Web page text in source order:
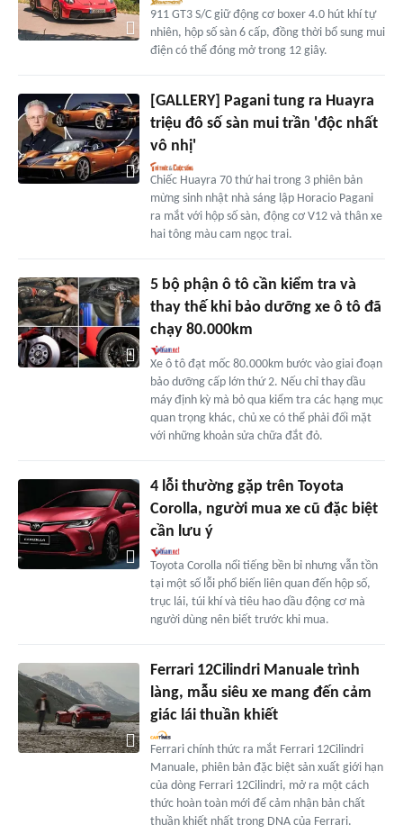
911 GT3 S/C giữ động cơ boxer 4.0 hút khí tự
nhiên, hộp số sàn 6 cấp, đồng thời bổ sung mui
điện có thể đóng mở trong 12 giây.
[GALLERY] Pagani tung ra Huayra
triệu đô số sàn mui trần 'độc nhất
vô nhị'
Chiếc Huayra 70 thứ hai trong 3 phiên bản
mừng sinh nhật nhà sáng lập Horacio Pagani
ra mắt với hộp số sàn, động cơ V12 và thân xe
hai tông màu cam ngọc trai.
5 bộ phận ô tô cần kiểm tra và
thay thế khi bảo dưỡng xe ô tô đã
chạy 80.000km
Xe ô tô đạt mốc 80.000km bước vào giai đoạn
bảo dưỡng cấp lớn thứ 2. Nếu chỉ thay dầu
máy định kỳ mà bỏ qua kiểm tra các hạng mục
quan trọng khác, chủ xe có thể phải đối mặt
với những khoản sửa chữa đắt đỏ.
4 lỗi thường gặp trên Toyota
Corolla, người mua xe cũ đặc biệt
cần lưu ý
Toyota Corolla nổi tiếng bền bỉ nhưng vẫn tồn
tại một số lỗi phổ biến liên quan đến hộp số,
trục lái, túi khí và tiêu hao dầu động cơ mà
người dùng nên biết trước khi mua.
Ferrari 12Cilindri Manuale trình
làng, mẫu siêu xe mang đến cảm
giác lái thuần khiết
Ferrari chính thức ra mắt Ferrari 12Cilindri
Manuale, phiên bản đặc biệt sản xuất giới hạn
của dòng Ferrari 12Cilindri, mở ra một cách
thức hoàn toàn mới để cảm nhận bản chất
thuần khiết nhất trong DNA của Ferrari.